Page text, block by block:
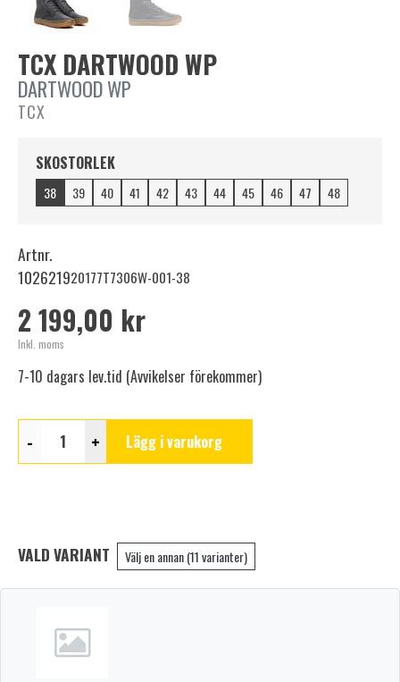
TCX DARTWOOD WP
DARTWOOD WP
TCX
SKOSTORLEK
38 39 40 41 42 43 44 45 46 47 48
Artnr.
102621920177T7306W-001-38
2 199,00 kr
Inkl. moms
7-10 dagars lev.tid (Avvikelser förekommer)
- + Lägg i varukorg
VALD VARIANT Välj en annan (11 varianter)